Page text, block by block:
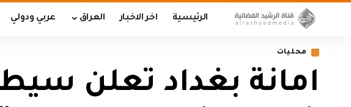
الرئيسية اخر الاخبار العراق عربي ودولي
محليات
امانة بغداد تعلن